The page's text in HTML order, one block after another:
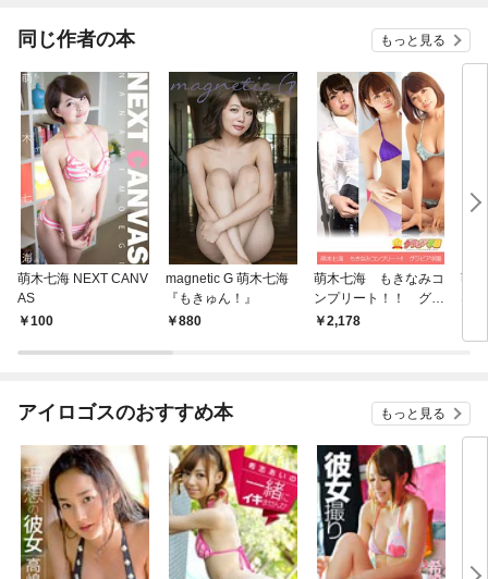
同じ作者の本 もっと見る
萌木七海 NEXT CANV
AS
100
magnetic G 萌木七海
『もきゅん！』
880
萌木七海 もきなみコ
ンプリート！！ グラ
ビア学園
2,178
萌
な
アイロゴスのおすすめ本 もっと見る